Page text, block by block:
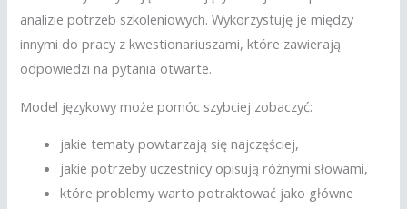
analizie potrzeb szkoleniowych. Wykorzystuję je między
innymi do pracy z kwestionariuszami, które zawierają
odpowiedzi na pytania otwarte.
Model językowy może pomóc szybciej zobaczyć:
jakie tematy powtarzają się najczęściej,
jakie potrzeby uczestnicy opisują różnymi słowami,
które problemy warto potraktować jako główne